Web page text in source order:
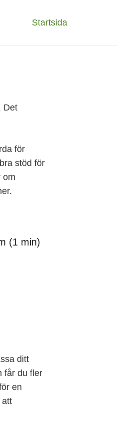
Startsida
Det
för
stöd för
om
(1 min)
ditt
får du fler
en
att